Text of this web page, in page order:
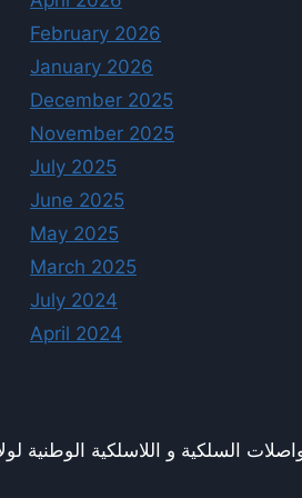
February 2026
January 2026
December 2025
November 2025
July 2025
June 2025
May 2025
March 2025
July 2024
April 2024
السلكية و اللاسلكية الوطنية